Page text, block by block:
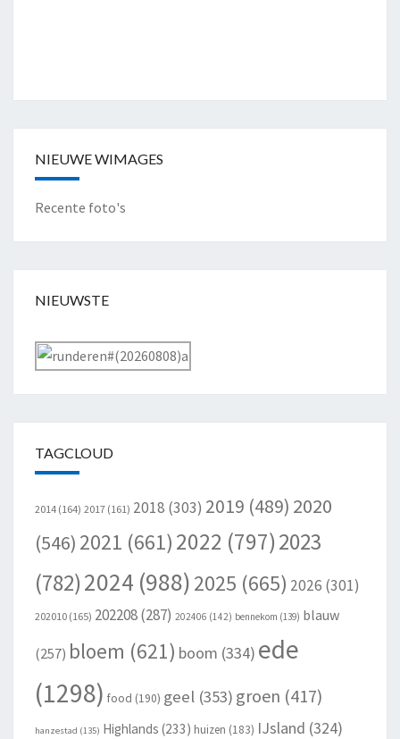
NIEUWE WIMAGES
Recente foto's
NIEUWSTE
TAGCLOUD
2014 (164) 2017 (161) 2018 (303) 2019 (489) 2020
(546) 2021 (661) 2022 (797)2023
(782)2024 (988) 2025 (665) 2026 (301)
202010 (165) 202208(287) 202406 (142) bennekom (139) blauw
(257) bloem (621) boom (334) ede
(1298) food (190) geel (353) groen (417)
hanzestad (135) Highlands (233) huizen (183) IJsland (324)